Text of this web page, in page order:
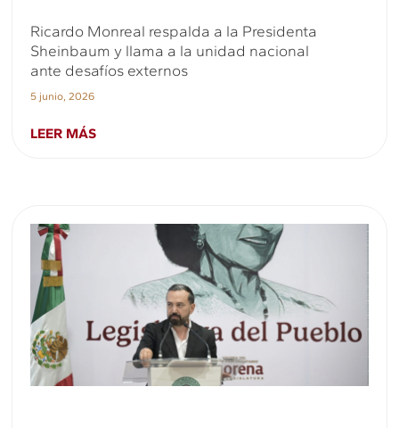
Ricardo Monreal respalda a la Presidenta
Sheinbaum y llama a la unidad nacional
ante desafíos externos
5 junio, 2026
LEER MÁS